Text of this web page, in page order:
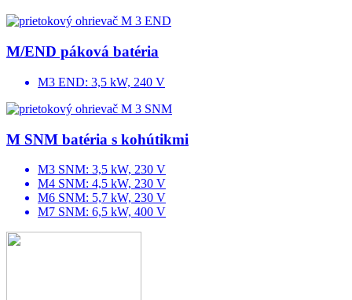
M/END páková batéria
M3 END: 3,5 kW, 240 V
M SNM batéria s kohútikmi
M3 SNM: 3,5 kW, 230 V
M4 SNM: 4,5 kW, 230 V
M6 SNM: 5,7 kW, 230 V
M7 SNM: 6,5 kW, 400 V